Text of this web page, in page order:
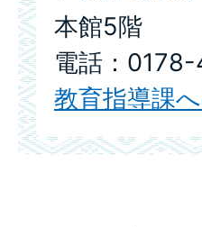
本館5階
電話：
教育指導課